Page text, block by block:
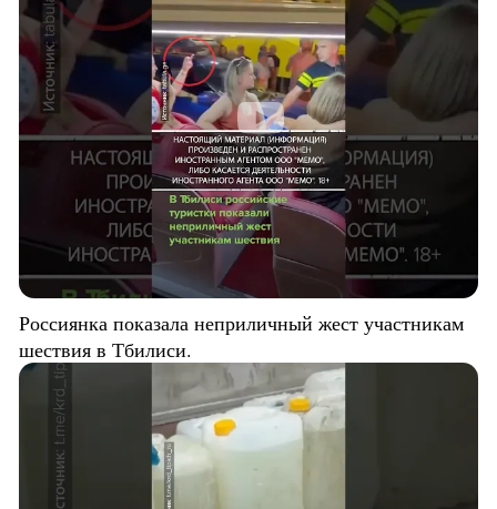
Россиянка показала неприличный жест участникам
шествия в Тбилиси.